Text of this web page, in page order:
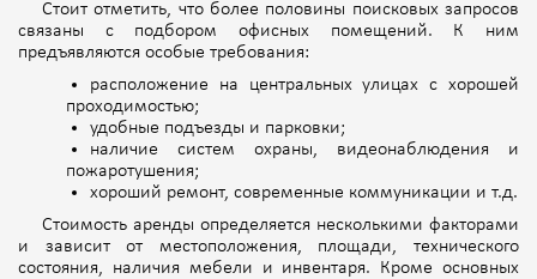
Стоит отметить, что более половины поисковых запросов
связаны с подбором офисных помещений. К ним
предъявляются особые требования:
расположение на центральных улицах с хорошей
проходимостью;
удобные подъезды и парковки;
наличие систем охраны, видеонаблюдения и
пожаротушения;
хороший ремонт, современные коммуникации и т.д.
Стоимость аренды определяется несколькими факторами
и зависит от местоположения, площади, технического
состояния, наличия мебели и инвентаря. Кроме основных